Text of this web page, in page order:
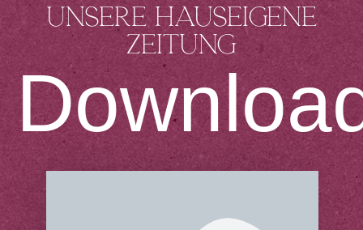
Unsere hauseigene
Zeitung